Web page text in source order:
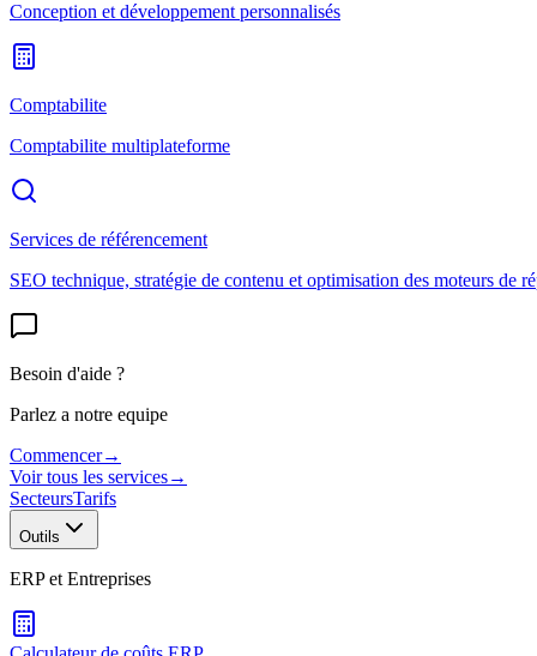
Conception et développement personnalisés
Comptabilite
Comptabilite multiplateforme
Services de référencement
SEO technique, stratégie de contenu et optimisation des moteurs de
Besoin d'aide ?
Parlez a notre equipe
Commencer→
Voir tous les services→
SecteursTarifs
Outils
ERP et Entreprises